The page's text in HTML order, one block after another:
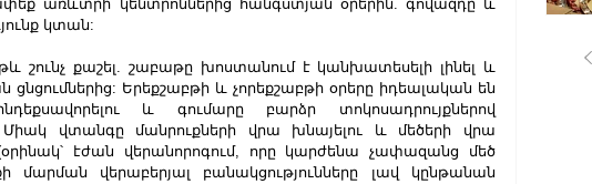
առևտրի կենտրոններից հանգստյան օրերին. գովազդը և
կտան:
շունչ քաշել. շաբաթը խոստանում է կանխատեսելի լինել և
ցնցումներից: Երեքշաբթի և չորեքշաբթի օրերը իդեալական են
ինդեքսավորելու և գումարը բարձր տոկոսադրույքներով
վտանգը մանրուքների վրա խնայելու և մեծերի վրա
(օրինակ՝ էժան վերանորոգում, որը կարժենա չափազանց մեծ
մարման վերաբերյալ բանակցությունները լավ կընթանան